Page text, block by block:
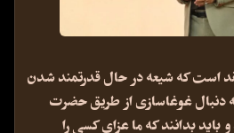
است که شیعه در حال قدرتمند شدن
دنبال غوغاسازی از طریق حضرت
بدانند که ما عزای کسی را